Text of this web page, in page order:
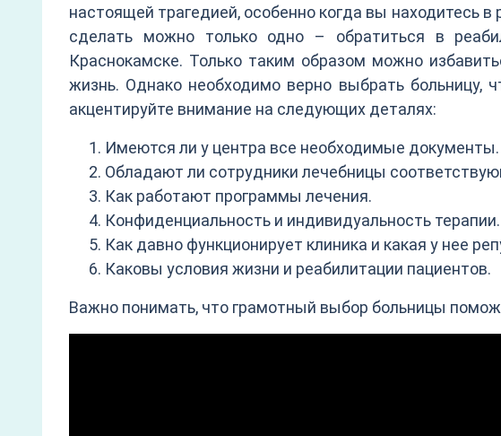
настоящей трагедией, особенно когда вы находитесь в
сделать можно только одно – обратиться в
Краснокамске. Только таким образом можно
жизнь. Однако необходимо верно выбрать больницу,
акцентируйте внимание на следующих деталях:
Имеются ли у центра все необходимые документы.
Обладают ли сотрудники лечебницы
Как работают программы лечения.
Конфиденциальность и индивидуальность терапии.
Как давно функционирует клиника и какая у нее
Каковы условия жизни и реабилитации пациентов.
Важно понимать, что грамотный выбор больницы